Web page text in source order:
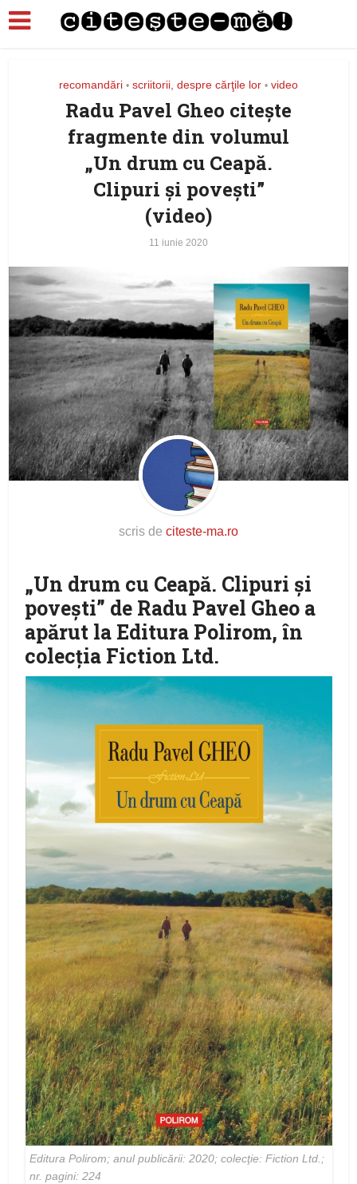
recomandări • scriitorii, despre cărţile lor • video
Radu Pavel Gheo citește
fragmente din volumul
„Un drum cu Ceapă.
Clipuri şi poveşti”
(video)
11 iunie 2020
scris de citeste-ma.ro
„Un drum cu Ceapă. Clipuri şi
poveşti” de Radu Pavel Gheo a
apărut la Editura Polirom, în
colecţia Fiction Ltd.
Editura Polirom; anul publicării: 2020; colecţie: Fiction Ltd.;
nr. pagini: 224